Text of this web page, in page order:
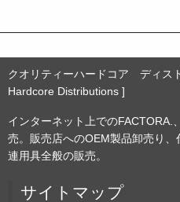
クオリティーハードコア ディス
Hardcore Distributions ]
インターネット上でのFACTORA.
売。販売店へのOEM製品卸売り
連用具全般の販売。
サイトマップ